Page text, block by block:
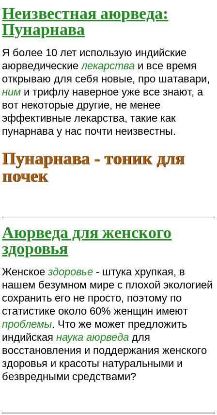
Неизвестная аюрведа:
Пунарнава
Я более 10 лет использую индийские
аюрведическиелекарства и все время
открываю для себя новые, про шатавари,
ним и трифлу наверное уже все знают, а
вот некоторые другие, не менее
эффективные лекарства, такие как
пунарнава у нас почти неизвестны.
Пунарнава - тоник для
почек
Аюрведа для женского
здоровья
Женскоездоровье - штука хрупкая, в
нашем безумном мире с плохой экологией
сохранить его не просто, поэтому по
статистике около 60% женщин имеют
проблемы. Что же может предложить
индийскаянаука аюрведа для
восстановления и поддержания женского
здоровья и красоты натуральными и
безвредными средствами?